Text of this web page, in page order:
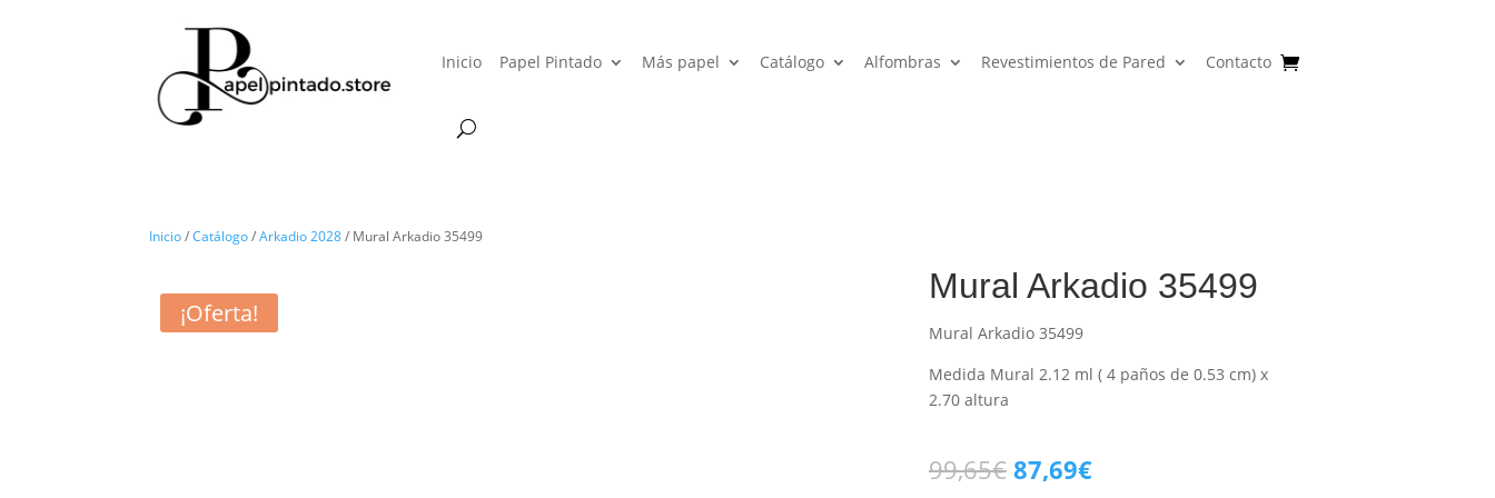
Inicio Papel Pintado Más papel Catálogo Alfombras Revestimientos de Pared Contacto
Inicio/Catálogo/Arkadio 2028/ Mural Arkadio 35499
¡Oferta!
Mural Arkadio 35499
Mural Arkadio 35499
Medida Mural 2.12 ml ( 4 paños de 0.53 cm) x
2.70 altura
99,65€ El
87,69€El